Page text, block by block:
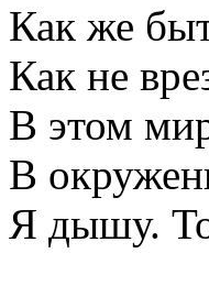
Как же
Как не
В этом
В
Я дышу.